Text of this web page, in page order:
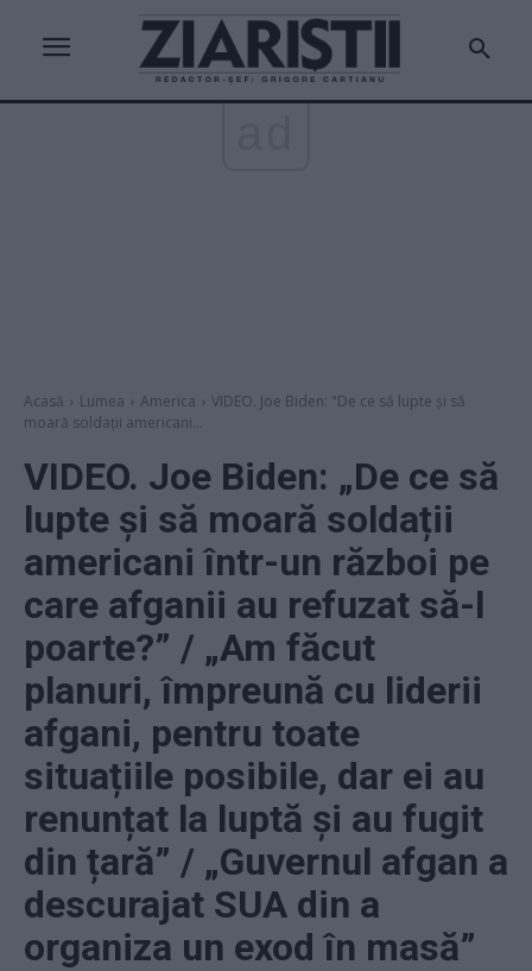
Acasă Lumea America
VIDEO. Joe Biden: "De ce să lupte și să
moară soldații americani...
VIDEO. Joe Biden: „De ce să
lupte și să moară soldații
americani într-un război pe
care afganii au refuzat să-l
poarte?” / „Am făcut
planuri, împreună cu liderii
afgani, pentru toate
situațiile posibile, dar ei au
renunțat la luptă și au fugit
din țară” / „Guvernul afgan a
descurajat SUA din a
organiza un exod în masă”